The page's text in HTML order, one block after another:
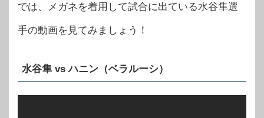
では、メガネを着用して試合に出ている水谷隼選
手の動画を見てみましょう！
水谷隼 vs ハニン（ベラルーシ）